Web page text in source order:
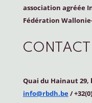
association agréée
Fédération
CONTACT
Quai du Hainaut 29,
info@rbdh.be/